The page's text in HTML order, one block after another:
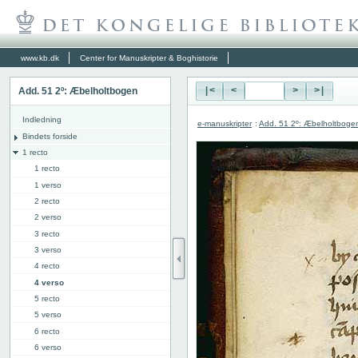
www.kb.dk Center for Manuskripter & Boghistorie
Add. 51 2º: Æbelholtbogen
Indledning
Bindets forside
1 recto
1 recto
1 verso
2 recto
2 verso
3 recto
3 verso
4 recto
4 verso
5 recto
5 verso
6 recto
6 verso
|< < > >|
e-manuskripter : Add. 51 2º: